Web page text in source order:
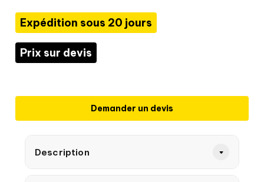
Expédition sous 20 jours
Prix sur devis
Demander un devis
Description